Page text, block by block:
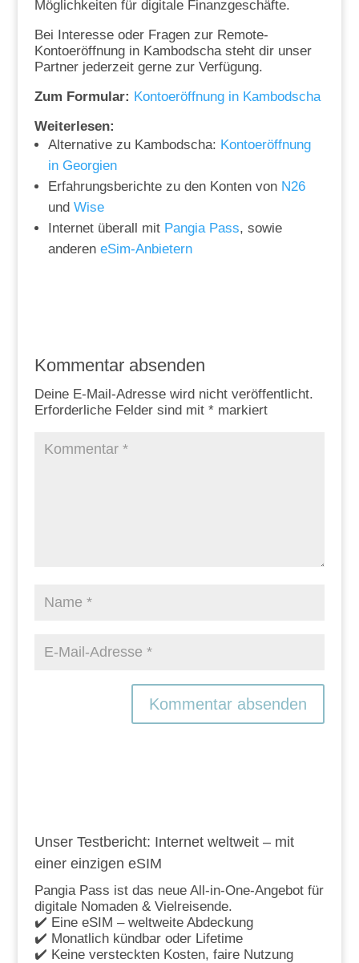
Möglichkeiten für digitale Finanzgeschäfte.
Bei Interesse oder Fragen zur Remote-
Kontoeröffnung in Kambodscha steht dir unser
Partner jederzeit gerne zur Verfügung.
Zum Formular: Kontoeröffnung in Kambodscha
Weiterlesen:
Alternative zu Kambodscha: Kontoeröffnung
in Georgien
Erfahrungsberichte zu den Konten von N26
und Wise
Internet überall mit Pangia Pass, sowie
anderen eSim-Anbietern
Kommentar absenden
Deine E-Mail-Adresse wird nicht veröffentlicht.
Erforderliche Felder sind mit *markiert
Unser Testbericht: Internet weltweit – mit
einer einzigen eSIM
Pangia Pass ist das neue All-in-One-Angebot für
digitale Nomaden & Vielreisende.
✔️ Eine eSIM – weltweite Abdeckung
✔️ Monatlich kündbar oder Lifetime
✔️ Keine versteckten Kosten, faire Nutzung